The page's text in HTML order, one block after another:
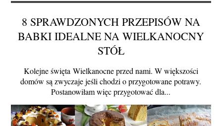
8 SPRAWDZONYCH PRZEPISÓW NA
BABKI IDEALNE NA WIELKANOCNY
STÓŁ
Kolejne święta Wielkanocne przed nami. W większości
domów są zwyczaje jeśli chodzi o przygotowane potrawy.
Postanowiłam więc przygotować dla...